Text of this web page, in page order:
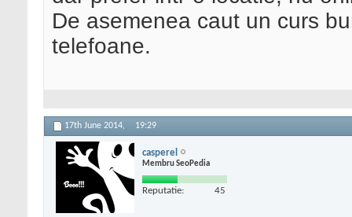
De asemenea caut un curs
telefoane.
17th June 2014, 19:29
casperel
Membru SeoPedia
Reputatie: 45